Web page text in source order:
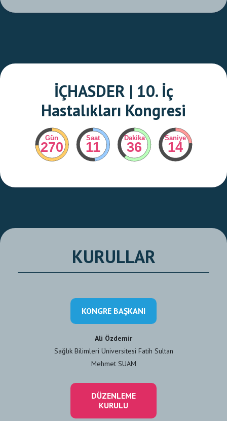
İÇHASDER | 10. İç
Hastalıkları Kongresi
Gün
270
Saat
11
Dakika
36
Saniye
13
KURULLAR
KONGRE BAŞKANI
Ali Özdemir
Sağlık Bilimleri Üniversitesi Fatih Sultan
Mehmet SUAM
DÜZENLEME
KURULU